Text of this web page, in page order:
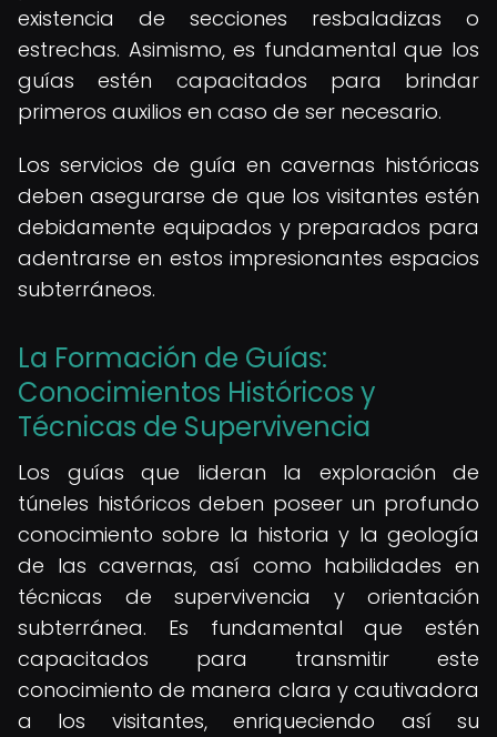
existencia de secciones resbaladizas o
estrechas. Asimismo, es fundamental que los
guías estén capacitados para brindar
primeros auxilios en caso de ser necesario.
Los servicios de guía en cavernas históricas
deben asegurarse de que los visitantes estén
debidamente equipados y preparados para
adentrarse en estos impresionantes espacios
subterráneos.
La Formación de Guías:
Conocimientos Históricos y
Técnicas de Supervivencia
Los guías que lideran la exploración de
túneles históricos deben poseer un profundo
conocimiento sobre la historia y la geología
de las cavernas, así como habilidades en
técnicas de supervivencia y orientación
subterránea. Es fundamental que estén
capacitados para transmitir este
conocimiento de manera clara y cautivadora
a los visitantes, enriqueciendo así su